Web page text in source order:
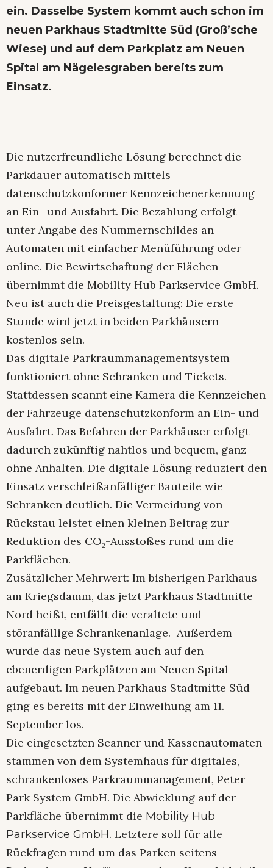
ein. Dasselbe System kommt auch schon im
neuen Parkhaus Stadtmitte Süd (Groß’sche
Wiese) und auf dem Parkplatz am Neuen
Spital am Nägelesgraben bereits zum
Einsatz.
Die nutzerfreundliche Lösung berechnet die
Parkdauer automatisch mittels
datenschutzkonformer Kennzeichenerkennung
an Ein- und Ausfahrt. Die Bezahlung erfolgt
unter Angabe des Nummernschildes an
Automaten mit einfacher Menüführung oder
online. Die Bewirtschaftung der Flächen
übernimmt die Mobility Hub Parkservice GmbH.
Neu ist auch die Preisgestaltung: Die erste
Stunde wird jetzt in beiden Parkhäusern
kostenlos sein.
Das digitale Parkraummanagementsystem
funktioniert ohne Schranken und Tickets.
Stattdessen scannt eine Kamera die Kennzeichen
der Fahrzeuge datenschutzkonform an Ein- und
Ausfahrt. Das Befahren der Parkhäuser erfolgt
dadurch zukünftig nahtlos und bequem, ganz
ohne Anhalten. Die digitale Lösung reduziert den
Einsatz verschleißanfälliger Bauteile wie
Schranken deutlich. Die Vermeidung von
Rückstau leistet einen kleinen Beitrag zur
Reduktion des CO₂-Ausstoßes rund um die
Parkflächen.
Zusätzlicher Mehrwert: Im bisherigen Parkhaus
am Kriegsdamm, das jetzt Parkhaus Stadtmitte
Nord heißt, entfällt die veraltete und
störanfällige Schrankenanlage. Außerdem
wurde das neue System auch auf den
ebenerdigen Parkplätzen am Neuen Spital
aufgebaut. Im neuen Parkhaus Stadtmitte Süd
ging es bereits mit der Einweihung am 11.
September los.
Die eingesetzten Scanner und Kassenautomaten
stammen von dem Systemhaus für digitales,
schrankenloses Parkraummanagement, Peter
Park System GmbH. Die Abwicklung auf der
Parkfläche übernimmt die Mobility Hub
Parkservice GmbH. Letztere soll für alle
Rückfragen rund um das Parken seitens